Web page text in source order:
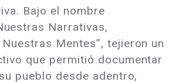
Bajo el nombre
Narrativas,
Mentes”, tejieron un
que permitió documentar
pueblo desde adentro,